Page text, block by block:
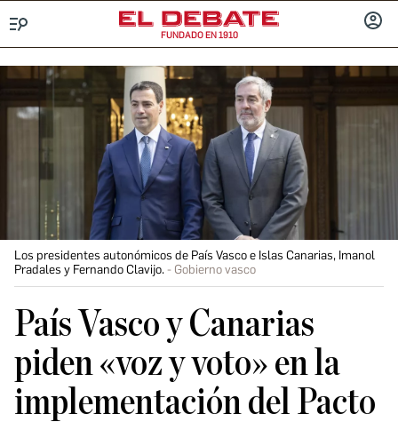
FUNDADO EN 1910
Los presidentes autonómicos de País Vasco e Islas Canarias, Imanol
Pradales y Fernando Clavijo.
Gobierno vasco
País Vasco y Canarias
piden «voz y voto» en la
implementación del Pacto